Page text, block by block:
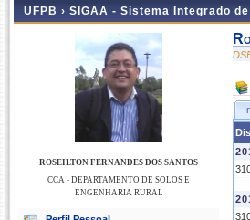
UFPB › SIGAA - Sistema Integrado
ROSEILTON FERNANDES DOS SANTOS
CCA - DEPARTAMENTO DE SOLOS E
ENGENHARIA RURAL